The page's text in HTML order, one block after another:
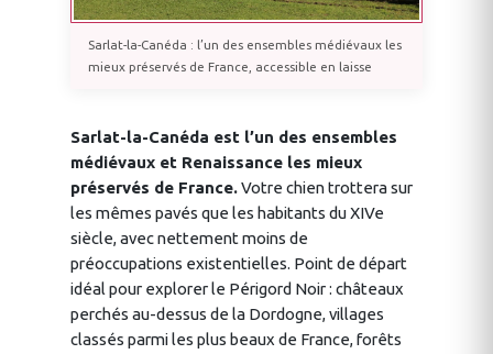
Sarlat-la-Canéda : l’un des ensembles médiévaux les
mieux préservés de France, accessible en laisse
Sarlat-la-Canéda est l’un des ensembles
médiévaux et Renaissance les mieux
préservés de France.Votre chien trottera sur
les mêmes pavés que les habitants du XIVe
siècle, avec nettement moins de
préoccupations existentielles. Point de départ
idéal pour explorer le Périgord Noir : châteaux
perchés au-dessus de la Dordogne, villages
classés parmi les plus beaux de France, forêts